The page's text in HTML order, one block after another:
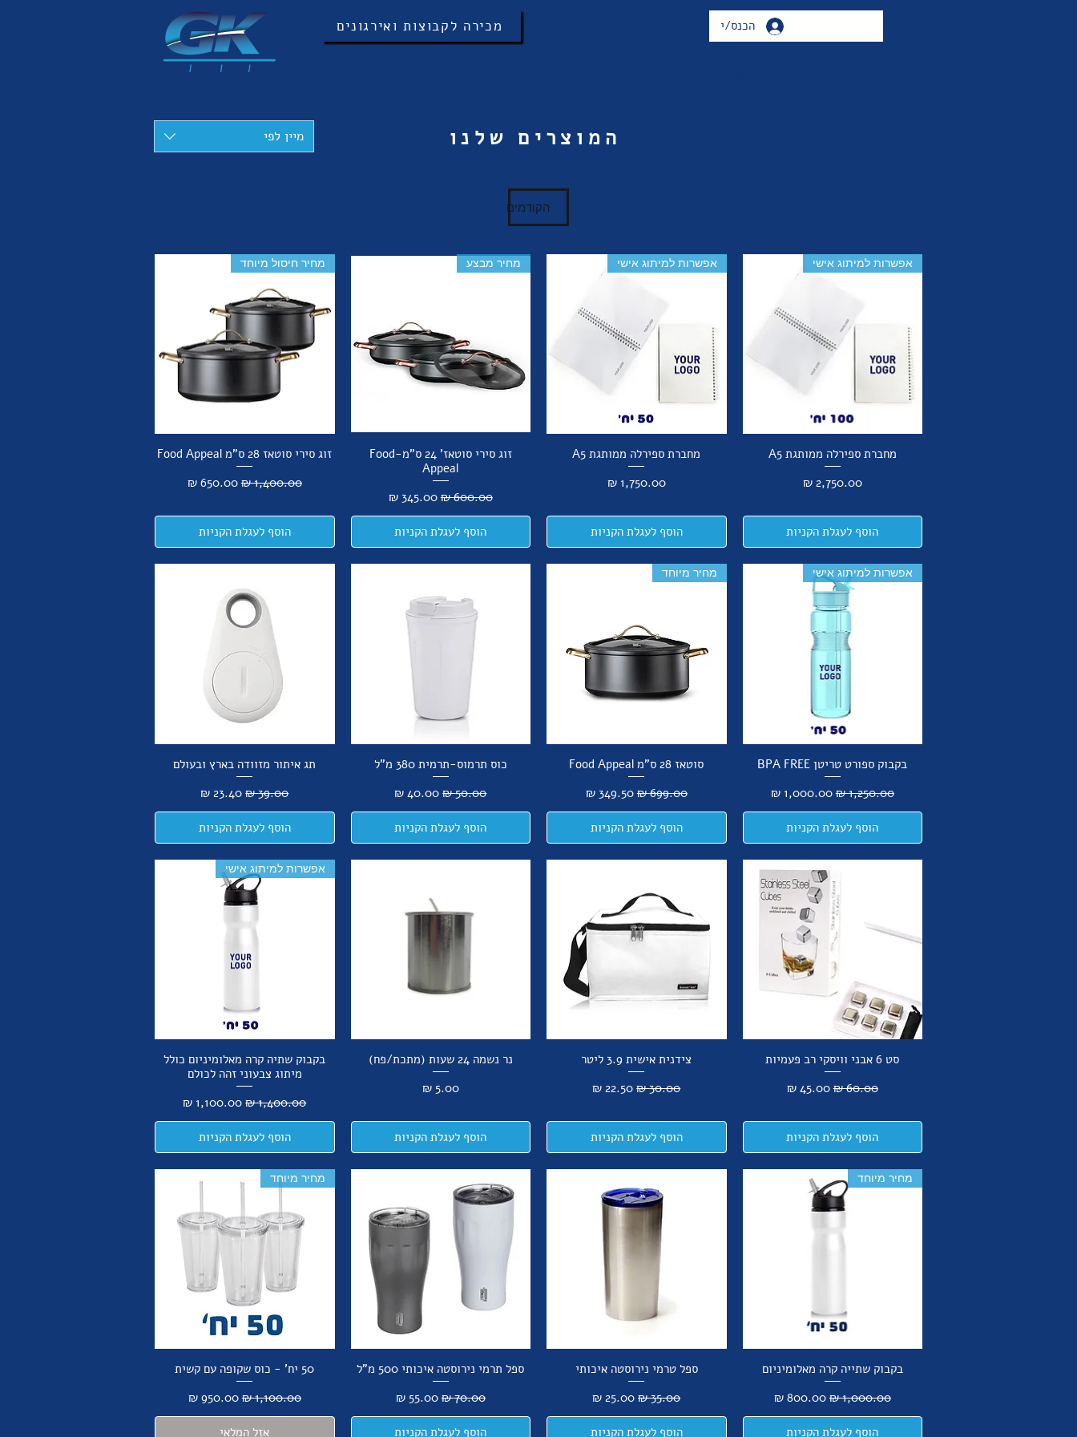
מכירה לקבוצות ואירגונים הכנס/י
המוצרים שלנו מיין לפי
הקודמים
אפשרות למיתוג אישי
מחברת ספירלה ממותגת A5
מחיר‏2,750.00 ‏₪
הוסף לעגלת הקניות
אפשרות למיתוג אישי
מחברת ספירלה ממותגת A5
מחיר‏1,750.00 ‏₪
הוסף לעגלת הקניות
מחיר מבצע
זוג סירי סוטאז' 24 ס"מ-Food
Appeal
מחיר רגיל‏600.00 ‏₪ מחיר מבצע‏345.00 ‏₪
הוסף לעגלת הקניות
מחיר חיסול מיוחד
זוג סירי סוטאז 28 ס"מ Food Appeal
מחיר רגיל‏1,400.00 ‏₪ מחיר מבצע‏650.00 ‏₪
הוסף לעגלת הקניות
אפשרות למיתוג אישי
בקבוק ספורט טריטן BPA FREE
מחיר רגיל‏1,250.00 ‏₪ מחיר מבצע‏1,000.00 ‏₪
הוסף לעגלת הקניות
מחיר מיוחד
סוטאז 28 ס"מ Food Appeal
מחיר רגיל‏699.00 ‏₪ מחיר מבצע‏349.50 ‏₪
הוסף לעגלת הקניות
כוס תרמוס-תרמית 380 מ"ל
מחיר רגיל‏50.00 ‏₪ מחיר מבצע
הוסף לעגלת הקניות
תג איתור מזוודה בארץ ובעולם
מחיר רגיל‏39.00 ‏₪ מחיר מבצע
הוסף לעגלת הקניות
סט 6 אבני וויסקי רב פעמיות
מחיר רגיל‏60.00 ‏₪ מחיר מבצע‏45.00 ‏₪
הוסף לעגלת הקניות
צידנית אישית 3.9 ליטר
מחיר רגיל‏30.00 ‏₪ מחיר מבצע
הוסף לעגלת הקניות
נר נשמה 24 שעות (מתכת/פח)
מחיר‏5.00 ‏₪
הוסף לעגלת הקניות
אפשרות למיתוג אישי
בקבוק שתיה קרה מאלומיניום כולל
מיתוג צבעוני זהה לכולם
מחיר רגיל‏1,400.00 ‏₪ מחיר מבצע
הוסף לעגלת הקניות
מחיר מיוחד
בקבוק שתייה קרה מאלומיניום
מחיר רגיל‏1,000.00 ‏₪ מחיר מבצע‏800.00 ‏₪
הוסף לעגלת הקניות
ספל טרמי נירוסטה איכותי
מחיר רגיל‏35.00 ‏₪ מחיר מבצע
הוסף לעגלת הקניות
ספל תרמי נירוסטה איכותי 500 מ"ל
מחיר רגיל‏70.00 ‏₪ מחיר מבצע‏55.00 ‏₪
הוסף לעגלת הקניות
מחיר מיוחד
50 יח' - כוס שקופה עם קשית
מחיר רגיל‏1,100.00 ‏₪ מחיר מבצע‏950.00 ‏₪
אזל המלאי